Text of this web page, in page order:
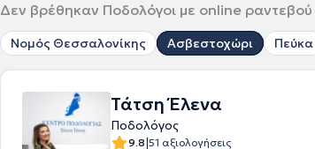
Δεν βρέθηκαν Ποδολόγοι με online
Νομός Θεσσαλονίκης Ασβεστοχώρι Πεύκα
Τάτση Έλενα
Ποδολόγος
9.8|51 αξιολογήσεις